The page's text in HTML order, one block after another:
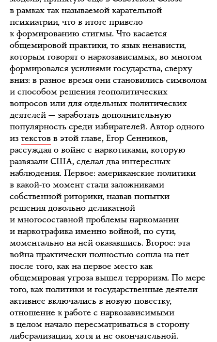
в рамках так называемой карательной
психиатрии, что в итоге привело
к формированию стигмы. Что касается
общемировой практики, то язык ненависти,
которым говорят о наркозависимых, во многом
формировался усилиями государства, сверху
вниз: в разное время они становились символом
и способом решения геополитических
вопросов или для отдельных политических
деятелей — заработать дополнительную
популярность среди избирателей. Автор одного
из текстов в этой главе, Егор Сенников,
рассуждая о войне с наркотиками, которую
развязали США, сделал два интересных
наблюдения. Первое: американские политики
в какой-то момент стали заложниками
собственной риторики, назвав попытки
решения довольно деликатной
и многосоставной проблемы наркомании
и наркотрафика именно войной, по сути,
моментально на ней оказавшись. Второе: эта
война практически полностью сошла на нет
после того, как на первое место как
общемировая угроза вышел терроризм. По мере
того, как политики и государственные деятели
активнее включались в новую повестку,
отношение к работе с наркозависимыми
в целом начало пересматриваться в сторону
либерализации, хотя и не окончательной.